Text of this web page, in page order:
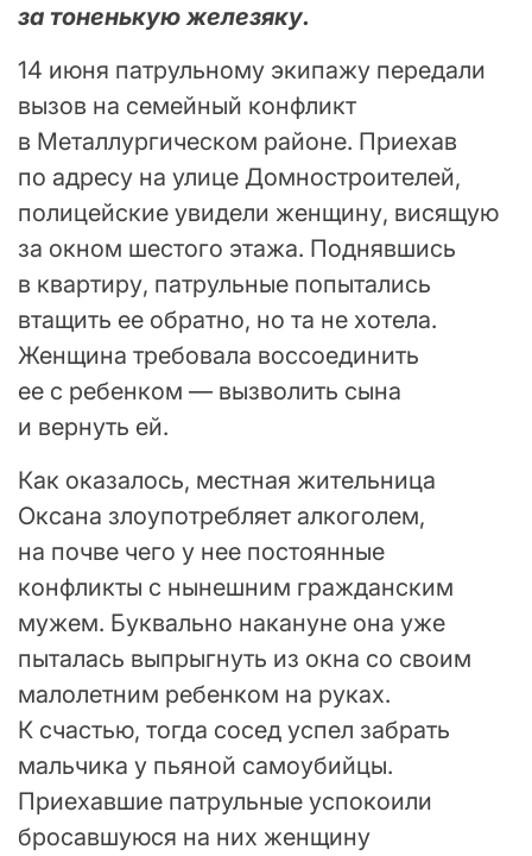
за тоненькую железяку.
14 июня патрульному экипажу передали
вызов на семейный конфликт
в Металлургическом районе. Приехав
по адресу на улице Домностроителей,
полицейские увидели женщину, висящую
за окном шестого этажа. Поднявшись
в квартиру, патрульные попытались
втащить ее обратно, но та не хотела.
Женщина требовала воссоединить
ее с ребенком — вызволить сына
и вернуть ей.
Как оказалось, местная жительница
Оксана злоупотребляет алкоголем,
на почве чего у нее постоянные
конфликты с нынешним гражданским
мужем. Буквально накануне она уже
пыталась выпрыгнуть из окна со своим
малолетним ребенком на руках.
К счастью, тогда сосед успел забрать
мальчика у пьяной самоубийцы.
Приехавшие патрульные успокоили
бросавшуюся на них женщину